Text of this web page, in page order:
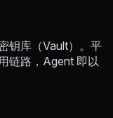
钥库（Vault）。平
链路，Agent 即以